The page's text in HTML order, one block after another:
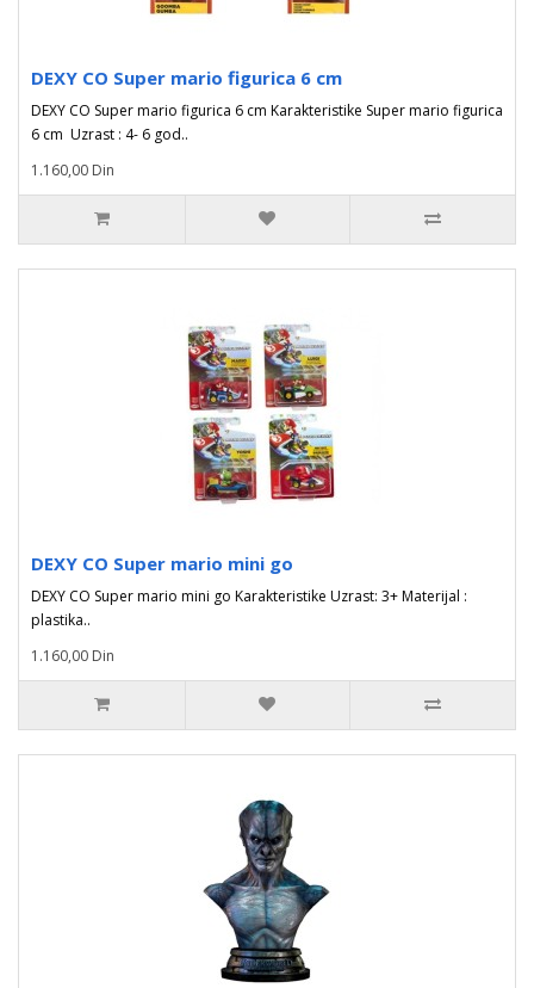
DEXY CO Super mario figurica 6 cm
DEXY CO Super mario figurica 6 cm Karakteristike Super mario figurica
6 cm Uzrast : 4- 6 god..
1.160,00 Din
DEXY CO Super mario mini go
DEXY CO Super mario mini go Karakteristike Uzrast: 3+ Materijal :
plastika..
1.160,00 Din